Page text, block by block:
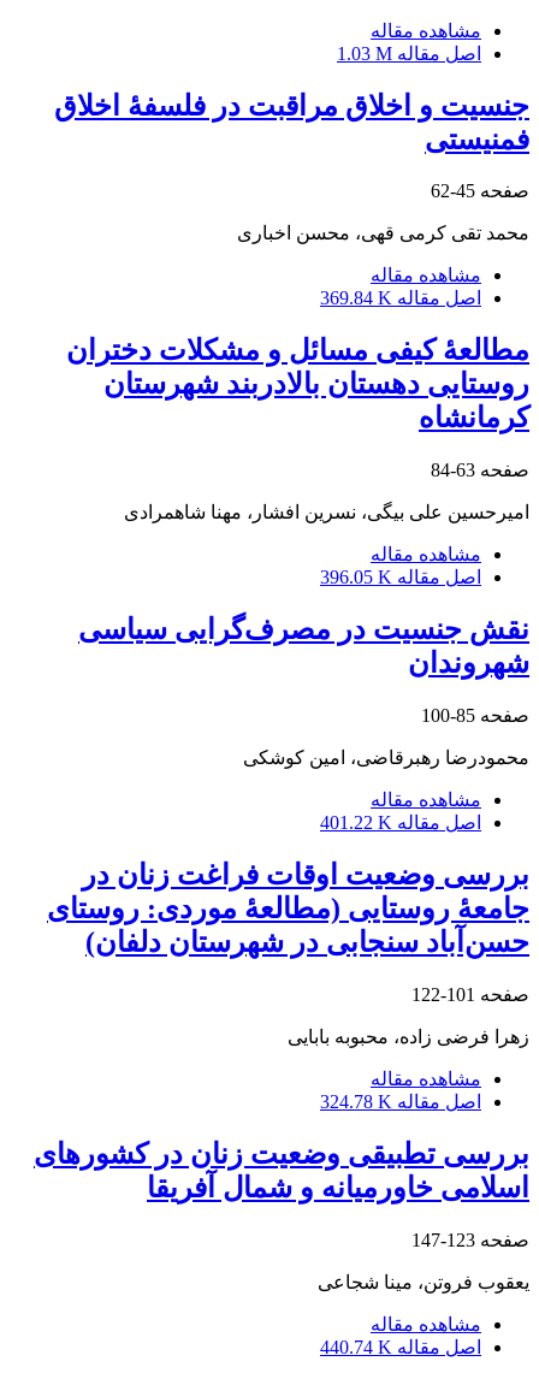
مشاهده مقاله
اصل مقاله 1.03 M
جنسیت و اخلاق مراقبت در فلسفۀ اخلاق
فمنیستی
صفحه 45-62
محمد تقی کرمی قهی، محسن اخباری
مشاهده مقاله
اصل مقاله 369.84 K
مطالعۀ کیفی مسائل و مشکلات دختران
روستایی دهستان بالادربند شهرستان
کرمانشاه
صفحه 63-84
امیرحسین علی بیگی، نسرین افشار، مهنا شاهمرادی
مشاهده مقاله
اصل مقاله 396.05 K
نقش جنسیت در مصرف‌گرایی سیاسی
شهروندان
صفحه 85-100
محمودرضا رهبرقاضی، امین کوشکی
مشاهده مقاله
اصل مقاله 401.22 K
بررسی وضعیت اوقات فراغت زنان در
جامعۀ روستایی (مطالعۀ موردی: روستای
حسن‌آباد سنجابی در شهرستان دلفان)
صفحه 101-122
زهرا فرضی زاده، محبوبه بابایی
مشاهده مقاله
اصل مقاله 324.78 K
بررسی تطبیقی وضعیت زنان در کشورهای
اسلامی خاورمیانه و شمال آفریقا
صفحه 123-147
یعقوب فروتن، مینا شجاعی
مشاهده مقاله
اصل مقاله 440.74 K